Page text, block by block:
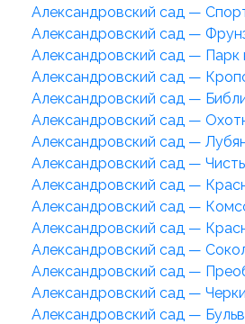
Александровский сад —
Александровский сад —
Александровский сад — Парк
Александровский сад —
Александровский сад —
Александровский сад —
Александровский сад —
Александровский сад —
Александровский сад —
Александровский сад —
Александровский сад —
Александровский сад —
Александровский сад —
Александровский сад —
Александровский сад —